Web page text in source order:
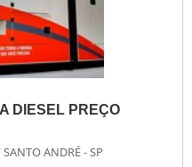
DIESEL PREÇO
ANDRÉ - SP